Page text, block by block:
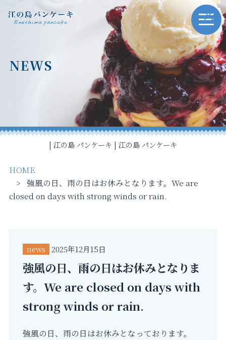
NEWS
| 江の島 パンケーキ | 江の島 パンケーキ
HOME
強風の日、雨の日はお休みとなります。We are
closed on days with strong winds or rain.
news 2025年12月15日
強風の日、雨の日はお休みとなりま
す。We are closed on days with
strong winds or rain.
強風の日、雨の日はお休みとなっております。